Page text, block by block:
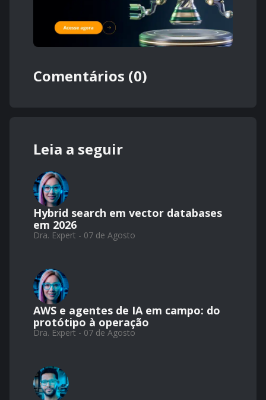
Comentários (0)
Leia a seguir
Hybrid search em vector databases
em 2026
Dra. Expert - 07 de Agosto
AWS e agentes de IA em campo: do
protótipo à operação
Dra. Expert - 07 de Agosto